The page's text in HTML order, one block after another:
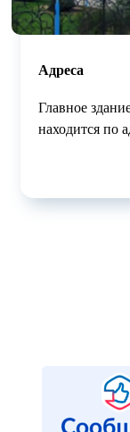
Адреса
Главное
находится по